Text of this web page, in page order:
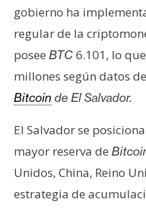
P
u
b
l
c
d
a
d
gobierno ha
regular de la
posee BTC6.101, lo
millones según datos
Bitcoin de El Salvador.
El Salvador se
mayor reserva de
Unidos, China, Reino
estrategia de